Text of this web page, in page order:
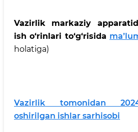
Vazirlik markaziy
ish o‘rinlari to‘g‘risida
holatiga)
Vazirlik tomonidan
oshirilgan ishlar sarhisobi